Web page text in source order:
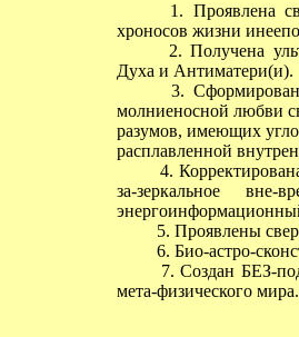
1. Проявлена
хроносов жизни
2. Получена
Духа и Антиматери(и).
3. Сформирована
молниеносной любви
разумов, имеющих
расплавленной
4.
за-зеркальное
5. Проявлены
6. Био-астро-
7. Создан БЕЗ-
мета-физического мира.